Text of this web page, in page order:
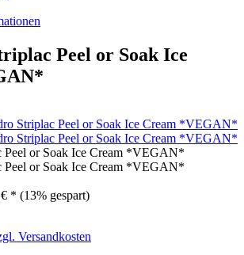
Peel or Soak Ice
* (13% gespart)
Versandkosten